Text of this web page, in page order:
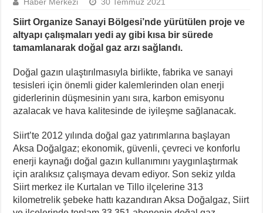
Haber Merkezi 30 Temmuz 2021
Siirt Organize Sanayi Bölgesi’nde yürütülen proje ve
altyapı çalışmaları yedi ay gibi kısa bir sürede
tamamlanarak doğal gaz arzı sağlandı.
Doğal gazın ulaştırılmasıyla birlikte, fabrika ve sanayi
tesisleri için önemli gider kalemlerinden olan enerji
giderlerinin düşmesinin yanı sıra, karbon emisyonu
azalacak ve hava kalitesinde de iyileşme sağlanacak.
Siirt’te 2012 yılında doğal gaz yatırımlarına başlayan
Aksa Doğalgaz; ekonomik, güvenli, çevreci ve konforlu
enerji kaynağı doğal gazın kullanımını yaygınlaştırmak
için aralıksız çalışmaya devam ediyor. Son sekiz yılda
Siirt merkez ile Kurtalan ve Tillo ilçelerine 313
kilometrelik şebeke hattı kazandıran Aksa Doğalgaz, Siirt